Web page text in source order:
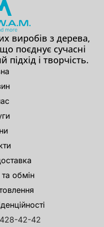
виробів з дерева,
поєднує сучасні
підхід і творчість.
обмін
42-42